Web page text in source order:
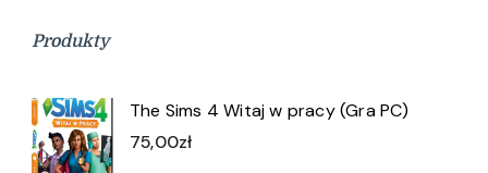
Produkty
The Sims 4 Witaj w pracy (Gra PC)
75,00zł